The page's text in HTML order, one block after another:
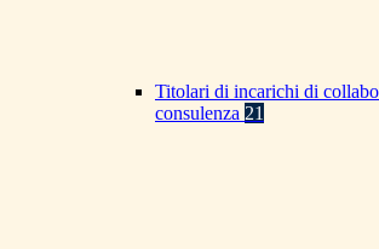
Titolari di incarichi di
consulenza 21